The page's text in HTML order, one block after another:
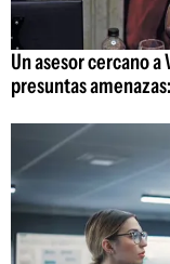
Un asesor cercano
presuntas